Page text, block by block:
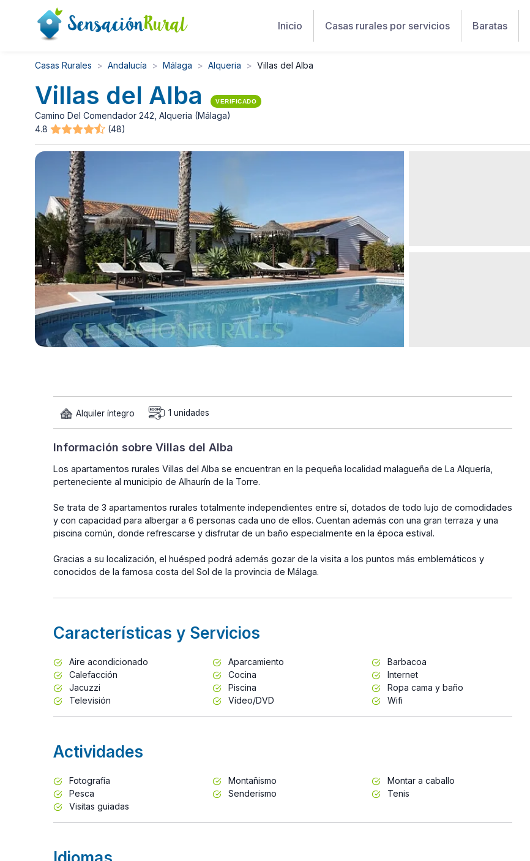
Inicio Casas rurales por servicios Baratas
Casas Rurales Andalucía Málaga Alqueria Villas del Alba
Villas del Alba VERIFICADO
Camino Del Comendador 242, Alqueria (Málaga)
4.8
(48)
Alquiler íntegro 1 unidades
Información sobre Villas del Alba
Los apartamentos rurales Villas del Alba se encuentran en la pequeña localidad malagueña de La Alquería,
perteneciente al municipio de Alhaurín de la Torre.
Se trata de 3 apartamentos rurales totalmente independientes entre sí, dotados de todo lujo de comodidades
y con capacidad para albergar a 6 personas cada uno de ellos. Cuentan además con una gran terraza y una
piscina común, donde refrescarse y disfrutar de un baño especialmente en la época estival.
Gracias a su localización, el huésped podrá además gozar de la visita a los puntos más emblemáticos y
conocidos de la famosa costa del Sol de la provincia de Málaga.
Características y Servicios
Aire acondicionado Aparcamiento
Barbacoa
Calefacción
Cocina
Internet
Jacuzzi
Piscina
Ropa cama y baño
Televisión
Vídeo/DVD Wifi
Actividades
Fotografía Montañismo
Montar a caballo
Pesca
Senderismo
Tenis
Visitas guiadas